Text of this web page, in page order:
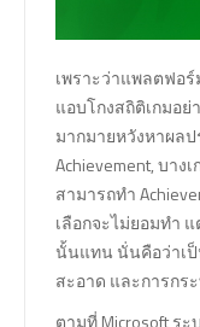
เพราะว่าแพลตฟอร์
แอบโกงสถิติเกมอ
มากมายหวังหาผล
Achievement, บา
สามารถทำ
เลือกจะไม่ยอมทำ
นั้นแทน นั่นคือว่าเป็
สะอาด และการก